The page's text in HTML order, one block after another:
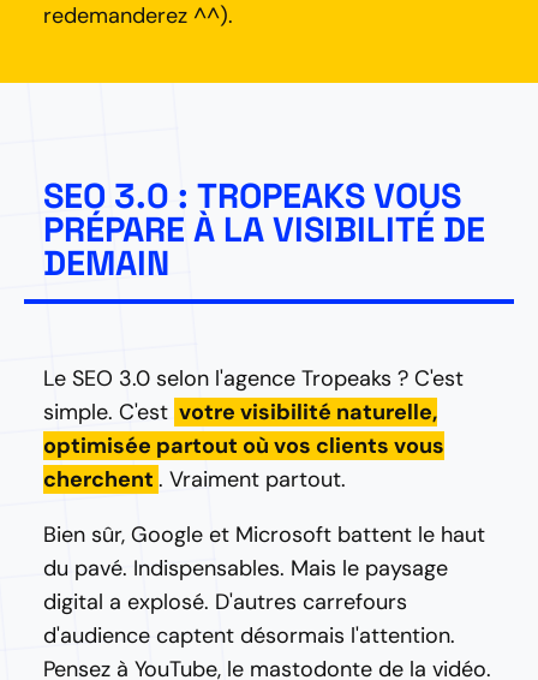
redemanderez ^^).
SEO 3.0 : TROPEAKS VOUS
PRÉPARE À LA VISIBILITÉ DE
DEMAIN
Le SEO 3.0 selon l'agence Tropeaks ? C'est
simple. C'est votre visibilité naturelle,
optimisée partout où vos clients vous
cherchent . Vraiment partout.
Bien sûr, Google et Microsoft battent le haut
du pavé. Indispensables. Mais le paysage
digital a explosé. D'autres carrefours
d'audience captent désormais l'attention.
Pensez à YouTube, le mastodonte de la vidéo.